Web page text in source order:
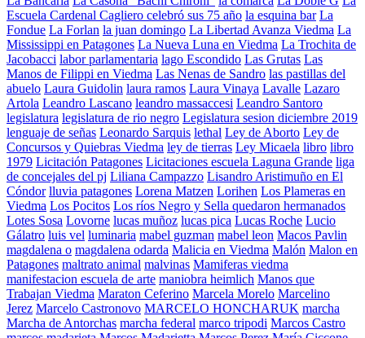
Escuela Cardenal Cagliero celebró sus 75 año la esquina bar La
Fondue La Forlan la juan domingo La Libertad Avanza Viedma La
Mississippi en Patagones La Nueva Luna en Viedma La Trochita de
Jacobacci labor parlamentaria lago Escondido Las Grutas Las
Manos de Filippi en Viedma Las Nenas de Sandro las pastillas del
abuelo Laura Guidolin laura ramos Laura Vinaya Lavalle Lazaro
Artola Leandro Lascano leandro massaccesi Leandro Santoro
legislatura legislatura de rio negro Legislatura sesion diciembre 2019
lenguaje de señas Leonardo Sarquis lethal Ley de Aborto Ley de
Concursos y Quiebras Viedma ley de tierras Ley Micaela libro libro
1979 Licitación Patagones Licitaciones escuela Laguna Grande liga
de concejales del pj Liliana Campazzo Lisandro Aristimuño en El
Cóndor lluvia patagones Lorena Matzen Lorihen Los Plameras en
Viedma Los Pocitos Los ríos Negro y Sella quedaron hermanados
Lotes Sosa Lovorne lucas muñoz lucas pica Lucas Roche Lucio
Gálatro luis vel luminaria mabel guzman mabel leon Macos Pavlin
magdalena o magdalena odarda Malicia en Viedma Malón Malon en
Patagones maltrato animal malvinas Mamiferas viedma
manifestacion escuela de arte maniobra heimlich Manos que
Trabajan Viedma Maraton Ceferino Marcela Morelo Marcelino
Jerez Marcelo Castronovo MARCELO HONCHARUK marcha
Marcha de Antorchas marcha federal marco tripodi Marcos Castro